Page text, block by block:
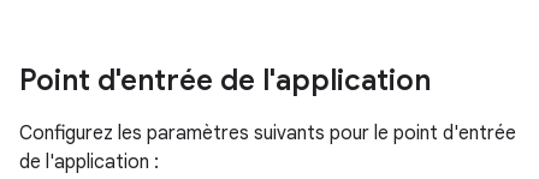
Point d'entrée de l'application
Configurez les paramètres suivants pour le point d'entrée
de l'application :